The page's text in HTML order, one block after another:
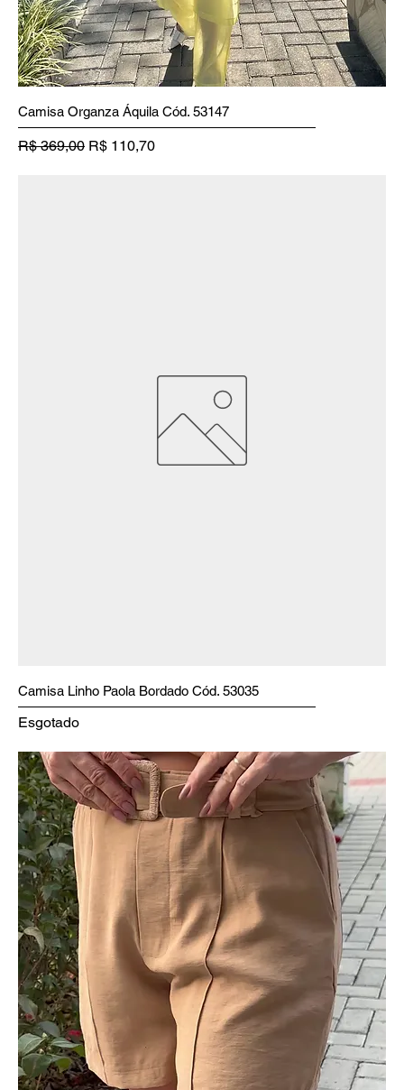
Camisa Organza Áquila Cód. 53147
Preço normal
R$ 369,00 Preço promocional
R$ 110,70
Camisa Linho Paola Bordado Cód. 53035
Esgotado